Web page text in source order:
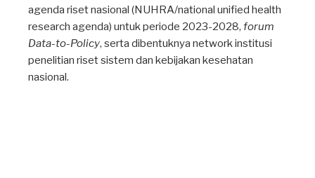
agenda riset nasional (NUHRA/national unified health
research agenda) untuk periode 2023-2028, forum
Data-to-Policy, serta dibentuknya network institusi
penelitian riset sistem dan kebijakan kesehatan
nasional.